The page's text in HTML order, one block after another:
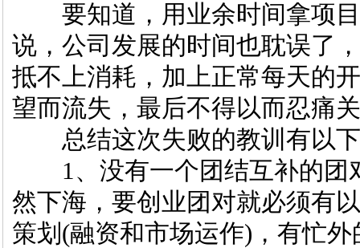
要知道，用业余时间拿项目
说，公司发展的时间也耽误了
抵不上消耗，加上正常每天的
望而流失，最后不得以而忍痛
总结这次失败的教训有以
1、没有一个团结互补的团
然下海，要创业团对就必须有
策划(融资和市场运作)，有忙